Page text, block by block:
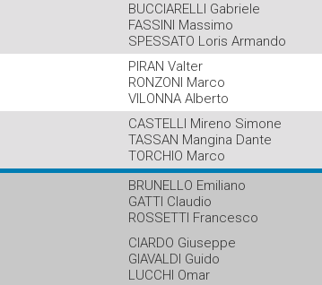
BUCCIARELLI Gabriele
FASSINI Massimo
SPESSATO Loris Armando
PIRAN Valter
RONZONI Marco
VILONNA Alberto
CASTELLI Mireno Simone
TASSAN Mangina Dante
TORCHIO Marco
BRUNELLO Emiliano
GATTI Claudio
ROSSETTI Francesco
CIARDO Giuseppe
GIAVALDI Guido
LUCCHI Omar